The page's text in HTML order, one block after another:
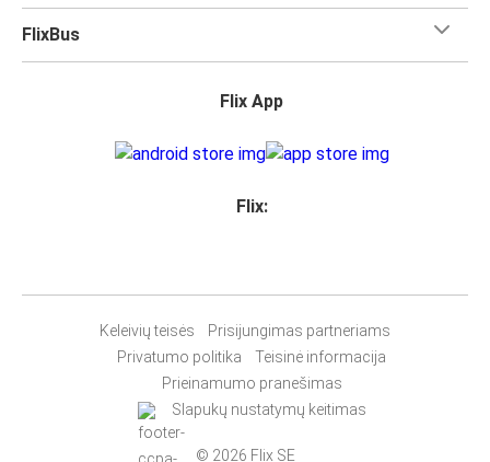
FlixBus
Flix App
Flix:
Keleivių teisės
Prisijungimas partneriams
Privatumo politika
Teisinė informacija
Prieinamumo pranešimas
Slapukų nustatymų keitimas
© 2026 Flix SE